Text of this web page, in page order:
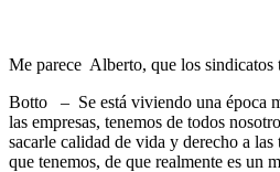
Me parece Alberto, que los sindicatos
Botto – Se está viviendo una época
las empresas, tenemos de todos
sacarle calidad de vida y derecho a
que tenemos, de que realmente es un